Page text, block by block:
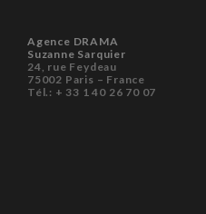
Agence DRAMA
Suzanne Sarquier
24, rue Feydeau
75002 Paris – France
Tél.: + 33 1 40 26 70 07